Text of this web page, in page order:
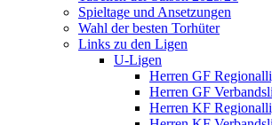
Spieltage und Ansetzungen
Wahl der besten Torhüter
Links zu den Ligen
U-Ligen
Herren GF
Herren GF
Herren KF